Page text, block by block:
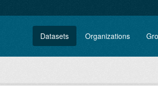
Datasets Organizations